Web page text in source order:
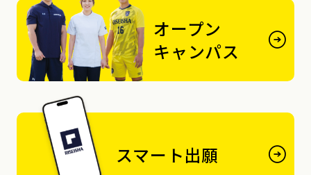
オープン
キャンパス
スマート出願